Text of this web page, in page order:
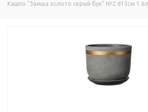
Кашпо "Замша золото серый бук" №2 d15см 1.6л